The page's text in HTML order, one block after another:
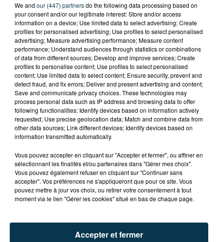
TITRES DIFFUSÉS
17h27
17h27 17h24
17h24
We and our (447) partnersdo the following data processing based on
your consent and/or our legitimate interest: Store and/or access
information on a device; Use limited data to select advertising; Create
profiles for personalised advertising; Use profiles to select personalised
advertising; Measure advertising performance; Measure content
performance; Understand audiences through statistics or combinations
of data from different sources; Develop and improve services; Create
profiles to personalise content; Use profiles to select personalised
content; Use limited data to select content; Ensure security, prevent and
detect fraud, and fix errors; Deliver and present advertising and content;
Save and communicate privacy choices. These technologies may
process personal data such as IP address and browsing data to offer
following functionalities: Identify devices based on information actively
requested; Use precise geolocation data; Match and combine data from
other data sources; Link different devices; Identify devices based on
information transmitted automatically.
Vous pouvez accepter en cliquant sur "Accepter et fermer", ou affiner en
sélectionnant les finalités et/ou partenaires dans "Gérer mes choix".
Vous pouvez également refuser en cliquant sur "Continuer sans
accepter". Vos préférences ne s'appliqueront que pour ce site. Vous
pouvez mettre à jour vos choix, ou retirer votre consentement à tout
moment via le lien "Gérer les cookies" situé en bas de chaque page.
Accepter et fermer